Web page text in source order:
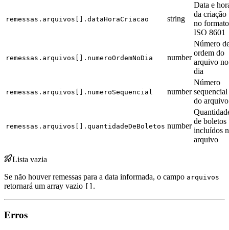
remessas.arquivos[].dataHoraCriacao string
Data e
da criação
no formato
ISO 8601
remessas.arquivos[].numeroOrdemNoDia number
Número
ordem do
arquivo no
dia
remessas.arquivos[].numeroSequencial number
Número
sequencial
do arquivo
remessas.arquivos[].quantidadeDeBoletos number
de boletos
incluídos
arquivo
Lista vazia
Se não houver remessas para a data informada, o campo arquivos
retornará um array vazio .
Erros